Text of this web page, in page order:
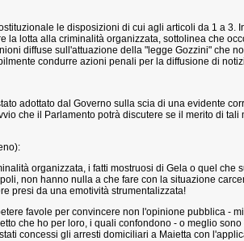
le disposizioni di cui agli articoli da 1 a 3.
la lotta alla criminalità organizzata, sottolinea che
diffuse sull'attuazione della "legge Gozzini" che
condurre azioni penali per la diffusione di
adottato dal Governo sulla scia di una evidente
che il Parlamento potrà discutere se il merito di tali
organizzata, i fatti mostruosi di Gela o quel che
non hanno nulla a che fare con la situazione
presi da una emotività strumentalizzata!
favole per convincere non l'opinione pubblica -
che ho per loro, i quali confondono - o meglio
concessi gli arresti domiciliari a Maietta con